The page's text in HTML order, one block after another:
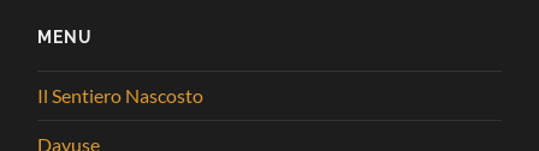
MENU
Il Sentiero Nascosto
Dayuse